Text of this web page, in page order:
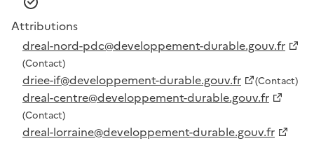
Attributions
dreal-nord-pdc@developpement-durable.gouv.fr
(Contact)
driee-if@developpement-durable.gouv.fr (Contact)
dreal-centre@developpement-durable.gouv.fr
(Contact)
dreal-lorraine@developpement-durable.gouv.fr